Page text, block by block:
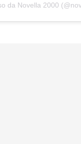
da Novella 2000